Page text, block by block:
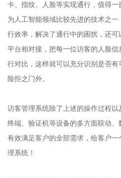
卡、指纹、人脸等实现通行，值得
为人工智能领域比较先进的技术之
行效率，解决了通行中的困扰，还
平台相对接，把每一位访客的人脸
行对比，这样就可以充分识别是否
险拒之门外。
访客管理系统除了上述的操作过程
终端、验证机等设备的多方面联动、
有效满足客户的全部需求，给客户
理系统！